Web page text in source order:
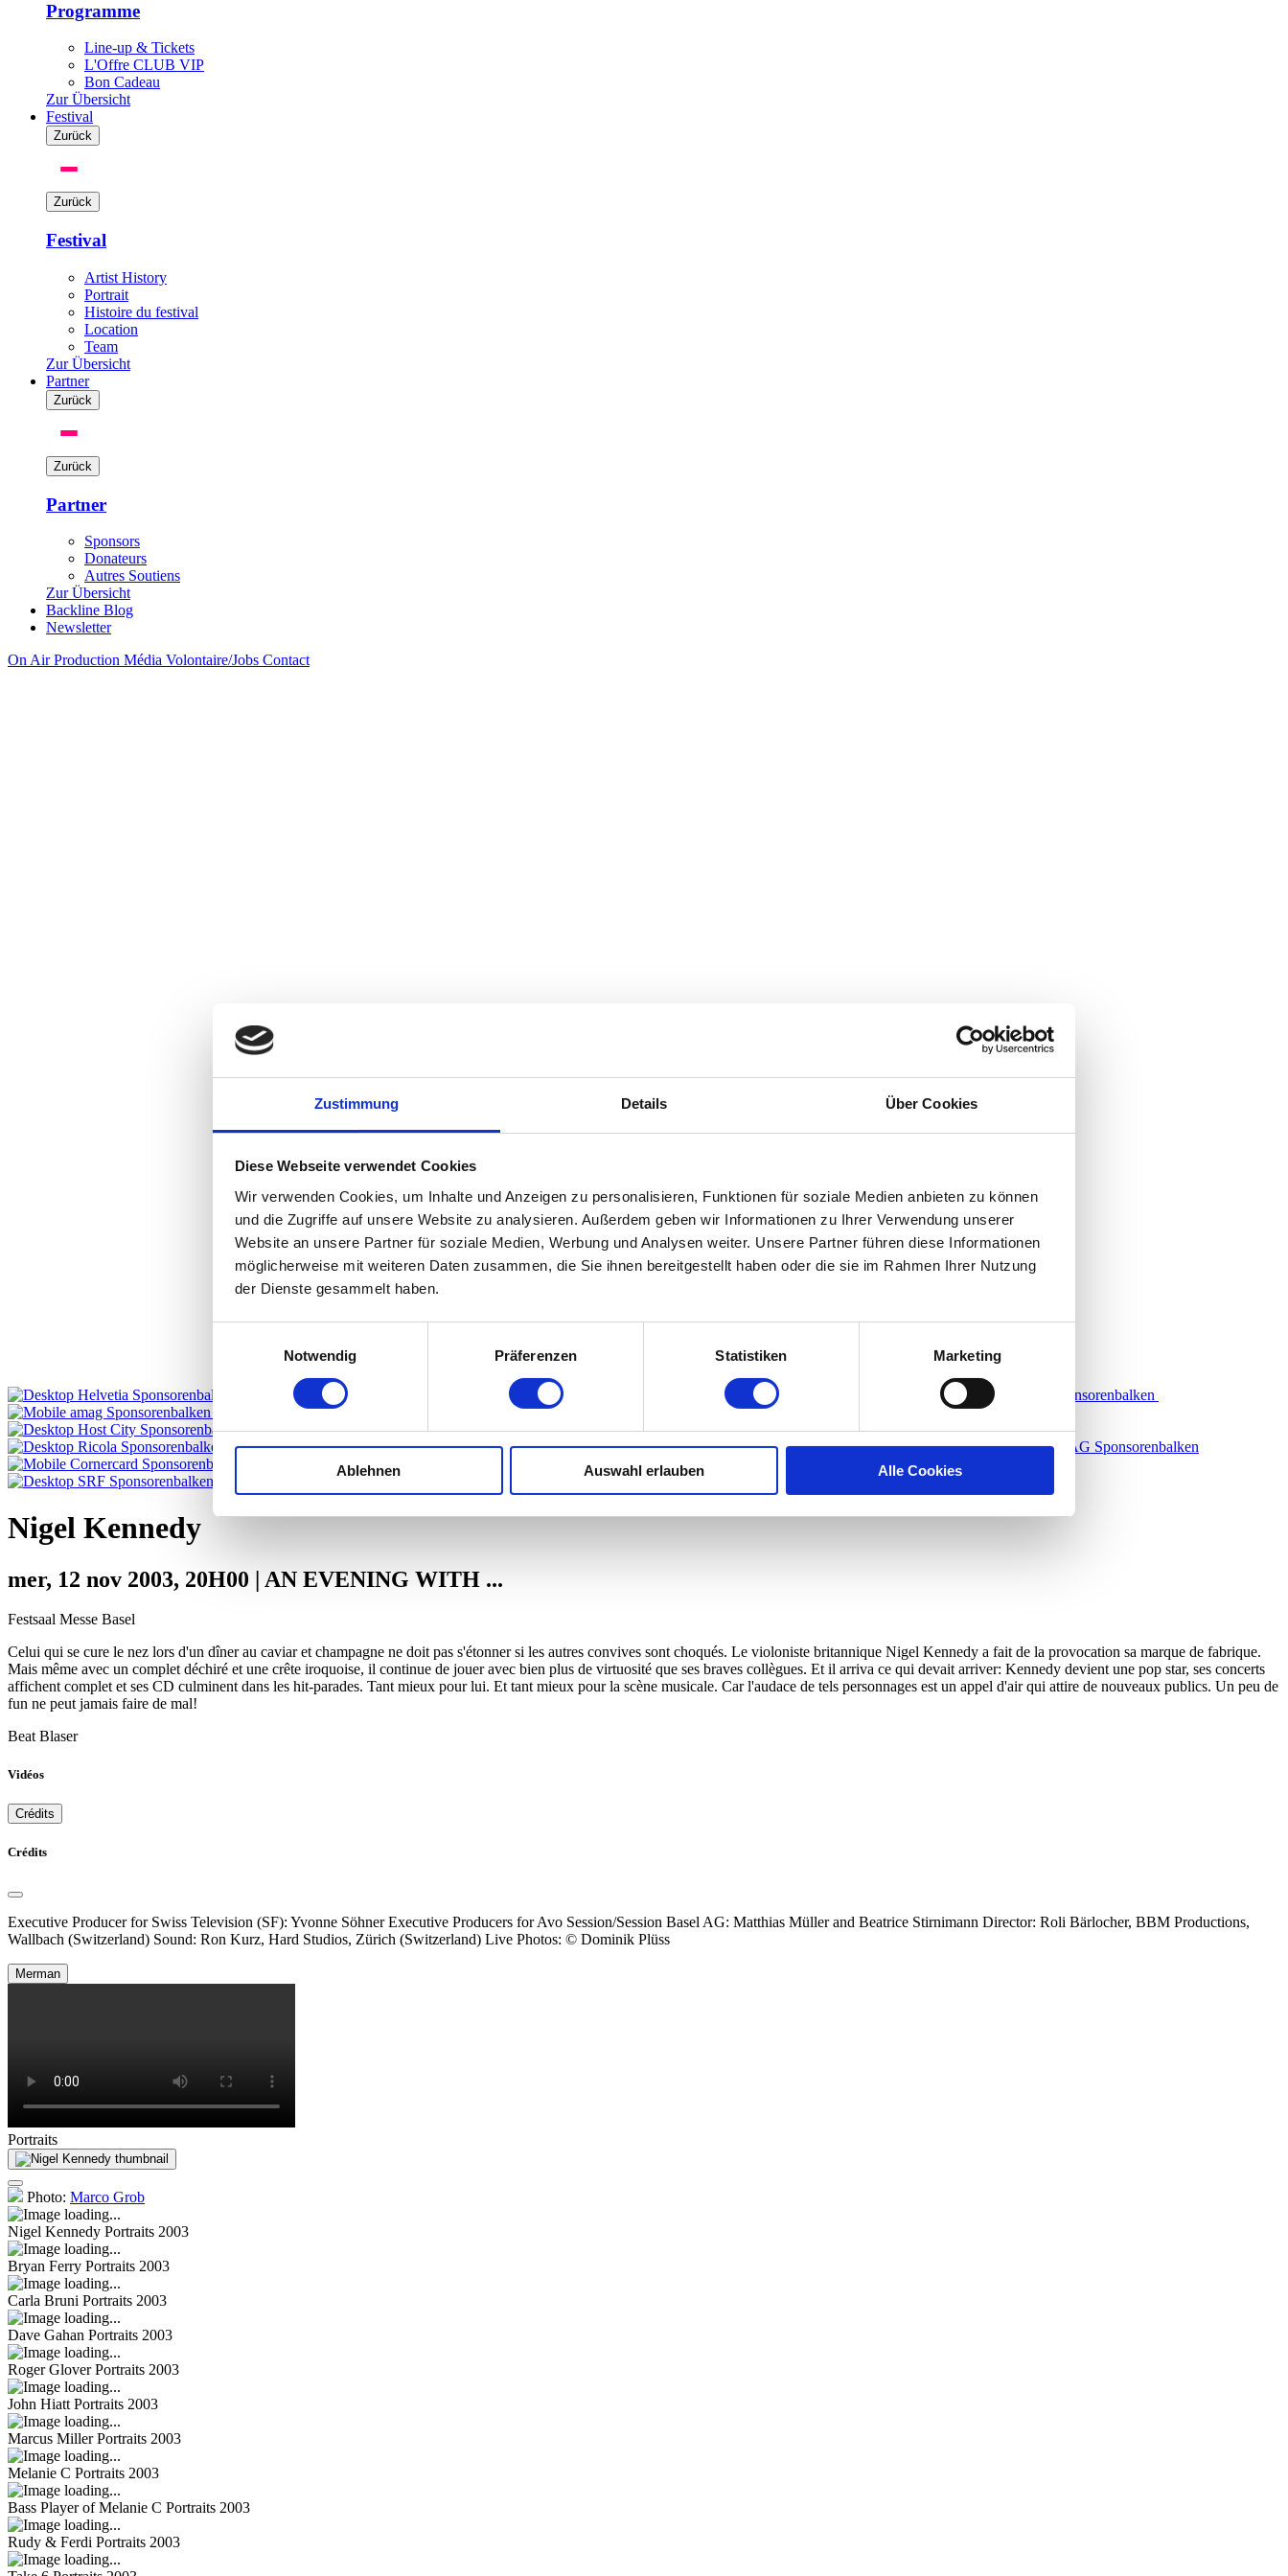
Zustimmung Details Über Cookies
Diese Webseite verwendet Cookies
Wir verwenden Cookies, um Inhalte und Anzeigen zu personalisieren, Funktionen für soziale Medien anbieten zu können
und die Zugriffe auf unsere Website zu analysieren. Außerdem geben wir Informationen zu Ihrer Verwendung unserer
Website an unsere Partner für soziale Medien, Werbung und Analysen weiter. Unsere Partner führen diese Informationen
möglicherweise mit weiteren Daten zusammen, die Sie ihnen bereitgestellt haben oder die sie im Rahmen Ihrer Nutzung
der Dienste gesammelt haben.
Notwendig
Präferenzen Statistiken Marketing
Ablehnen Auswahl erlauben Alle Cookies
Programme
Line-up & Tickets
L'Offre CLUB VIP
Bon Cadeau
Zur Übersicht
Festival
Zurück
Toggle
navigation
Zurück
Festival
Artist History
Portrait
Histoire du festival
Location
Team
Zur Übersicht
Partner
Zurück
Toggle
navigation
Zurück
Partner
Sponsors
Donateurs
Autres Soutiens
Zur Übersicht
Backline Blog
Newsletter
On AirProduction Média Volontaire/Jobs Contact
Nigel Kennedy
mer, 12 nov 2003, 20H00 | AN EVENING WITH ...
Festsaal Messe Basel
Celui qui se cure le nez lors d'un dîner au caviar et champagne ne doit pas s'étonner si les autres convives sont choqués. Le violoniste britannique Nigel Kennedy a fait de la provocation sa marque de fabrique.
Mais même avec un complet déchiré et une crête iroquoise, il continue de jouer avec bien plus de virtuosité que ses braves collègues. Et il arriva ce qui devait arriver: Kennedy devient une pop star, ses concerts
affichent complet et ses CD culminent dans les hit-parades. Tant mieux pour lui. Et tant mieux pour la scène musicale. Car l'audace de tels personnages est un appel d'air qui attire de nouveaux publics. Un peu de
fun ne peut jamais faire de mal!
Beat Blaser
Vidéos
Crédits
Crédits
Executive Producer for Swiss Television (SF): Yvonne Söhner Executive Producers for Avo Session/Session Basel AG: Matthias Müller and Beatrice Stirnimann Director: Roli Bärlocher, BBM Productions,
Wallbach (Switzerland) Sound: Ron Kurz, Hard Studios, Zürich (Switzerland) Live Photos: © Dominik Plüss
Merman
Portraits
Photo: Marco Grob
Nigel Kennedy Portraits 2003
Bryan Ferry Portraits 2003
Carla Bruni Portraits 2003
Dave Gahan Portraits 2003
Roger Glover Portraits 2003
John Hiatt Portraits 2003
Marcus Miller Portraits 2003
Melanie C Portraits 2003
Bass Player of Melanie C Portraits 2003
Rudy & Ferdi Portraits 2003